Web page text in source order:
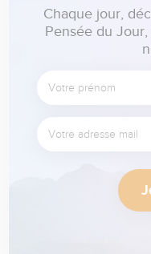
Chaque jour,
Pensée du